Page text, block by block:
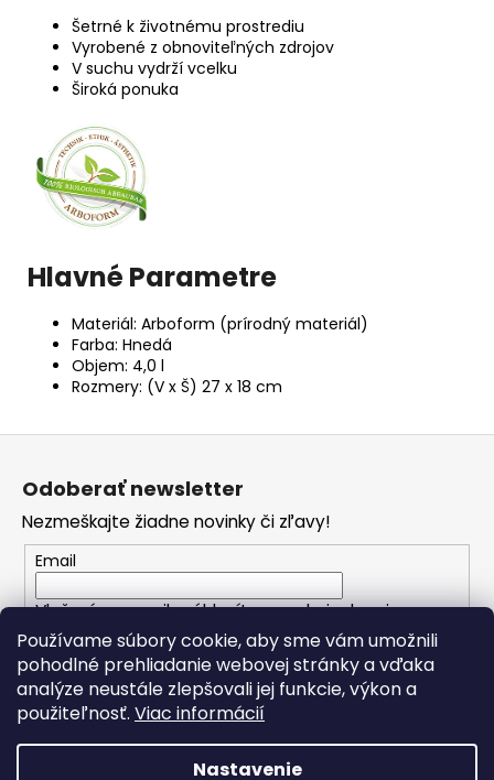
Používame súbory cookie, aby sme vám umožnili
pohodlné prehliadanie webovej stránky a vďaka
analýze neustále zlepšovali jej funkcie, výkon a
použiteľnosť. Viac informácií
Nastavenie
Šetrné k životnému prostrediu
Vyrobené z obnoviteľných zdrojov
V suchu vydrží vcelku
Široká ponuka
Hlavné Parametre
Materiál: Arboform (prírodný materiál)
Farba: Hnedá
Objem: 4,0 l
Rozmery: (V x Š) 27 x 18 cm
Z
e
Odoberať newsletter
Nezmeškajte žiadne novinky či zľavy!
Email
Vložením e-mailu súhlasíte spodmienkami
ochrany osobných údajov
PRIHLÁSIŤ SA